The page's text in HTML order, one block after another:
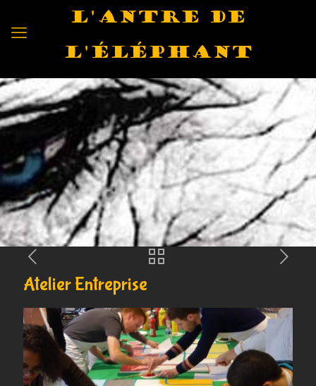
L'antre de
l'éléphant
Atelier Entreprise